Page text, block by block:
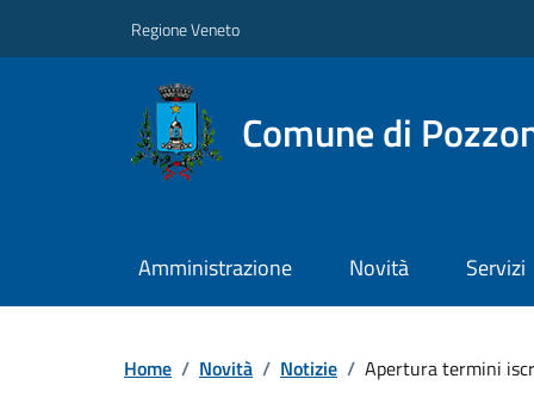
Regione Veneto
Comune di
Amministrazione Novità Servizi
Home / Novità / Notizie / Apertura termini